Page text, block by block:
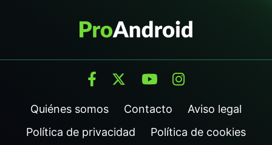
Quiénes somos Contacto
Aviso legal
Política de privacidad
Política de cookies